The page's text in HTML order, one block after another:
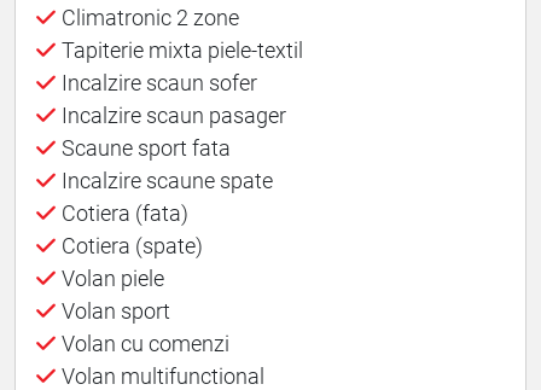
Climatronic 2 zone
Tapiterie mixta piele-textil
Incalzire scaun sofer
Incalzire scaun pasager
Scaune sport fata
Incalzire scaune spate
Cotiera (fata)
Cotiera (spate)
Volan piele
Volan sport
Volan cu comenzi
Volan multifunctional